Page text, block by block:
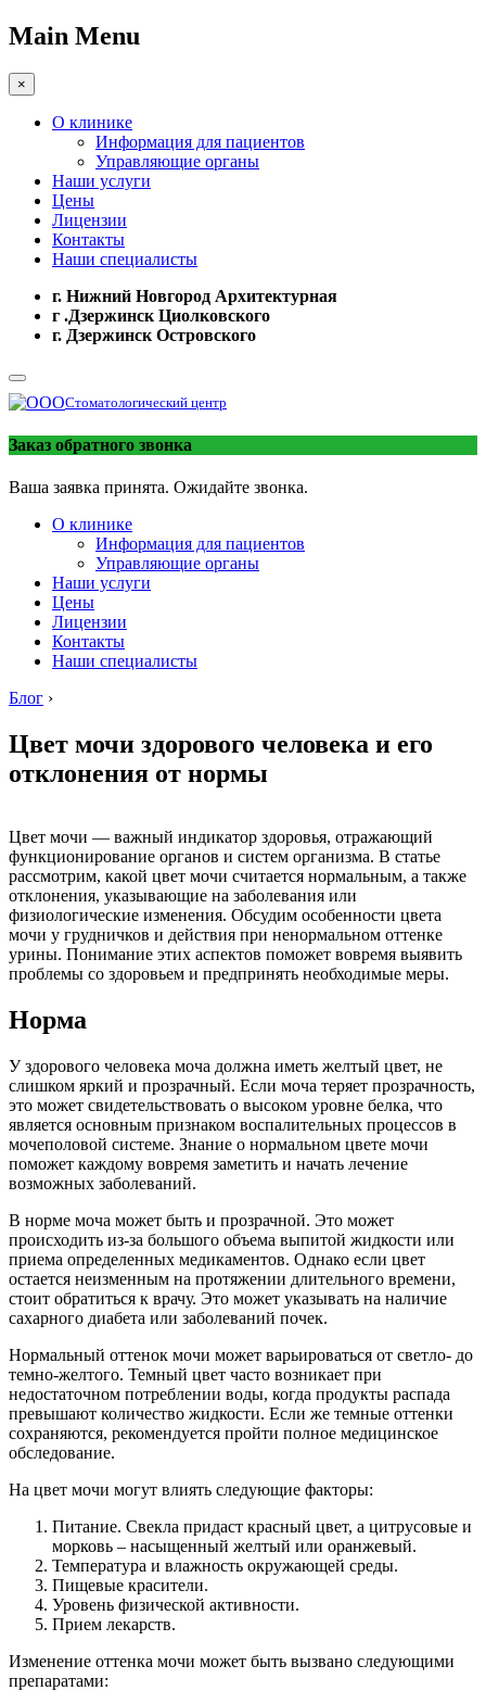
Main Menu
×
О клинике
Информация для пациентов
Управляющие органы
Наши услуги
Цены
Лицензии
Контакты
Наши специалисты
г. Нижний Новгород Архитектурная
г .Дзержинск Циолковского
г. Дзержинск Островского
Стоматологический центр
Заказ обратного звонка
Ваша заявка принята. Ожидайте звонка.
О клинике
Информация для пациентов
Управляющие органы
Наши услуги
Цены
Лицензии
Контакты
Наши специалисты
Блог ›
Цвет мочи здорового человека и его
отклонения от нормы
Цвет мочи — важный индикатор здоровья, отражающий
функционирование органов и систем организма. В статье
рассмотрим, какой цвет мочи считается нормальным, а также
отклонения, указывающие на заболевания или
физиологические изменения. Обсудим особенности цвета
мочи у грудничков и действия при ненормальном оттенке
урины. Понимание этих аспектов поможет вовремя выявить
проблемы со здоровьем и предпринять необходимые меры.
Норма
У здорового человека моча должна иметь желтый цвет, не
слишком яркий и прозрачный. Если моча теряет прозрачность,
это может свидетельствовать о высоком уровне белка, что
является основным признаком воспалительных процессов в
мочеполовой системе. Знание о нормальном цвете мочи
поможет каждому вовремя заметить и начать лечение
возможных заболеваний.
В норме моча может быть и прозрачной. Это может
происходить из-за большого объема выпитой жидкости или
приема определенных медикаментов. Однако если цвет
остается неизменным на протяжении длительного времени,
стоит обратиться к врачу. Это может указывать на наличие
сахарного диабета или заболеваний почек.
Нормальный оттенок мочи может варьироваться от светло- до
темно-желтого. Темный цвет часто возникает при
недостаточном потреблении воды, когда продукты распада
превышают количество жидкости. Если же темные оттенки
сохраняются, рекомендуется пройти полное медицинское
обследование.
На цвет мочи могут влиять следующие факторы:
Питание. Свекла придаст красный цвет, а цитрусовые и
морковь – насыщенный желтый или оранжевый.
Температура и влажность окружающей среды.
Пищевые красители.
Уровень физической активности.
Прием лекарств.
Изменение оттенка мочи может быть вызвано следующими
препаратами: